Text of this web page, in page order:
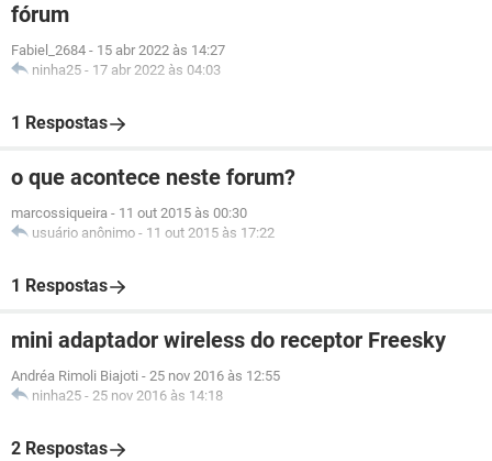
fórum
Fabiel_2684 - 15 abr 2022 às 14:27
ninha25 - 17 abr 2022 às 04:03
1 Respostas
o que acontece neste forum?
marcossiqueira - 11 out 2015 às 00:30
usuário anônimo - 11 out 2015 às 17:22
1 Respostas
mini adaptador wireless do receptor Freesky
Andréa Rimoli Biajoti - 25 nov 2016 às 12:55
ninha25 - 25 nov 2016 às 14:18
2 Respostas